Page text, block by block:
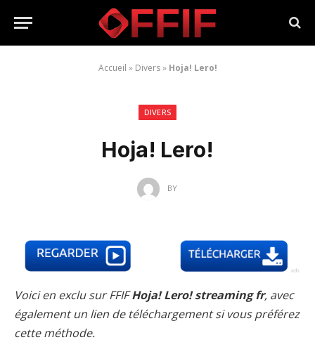
Accueil » Divers» Hoja! Lero!
DIVERS
Hoja! Lero!
BY
Voici en exclu sur FFIFHoja! Lero! streaming fr, avec
également un lien de téléchargement si vous préférez
cette méthode.